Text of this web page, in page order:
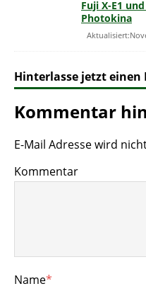
Fuji X-E1
Photokina
Hinterlasse jetzt
Kommentar
E-Mail Adresse wird
Kommentar
Name*